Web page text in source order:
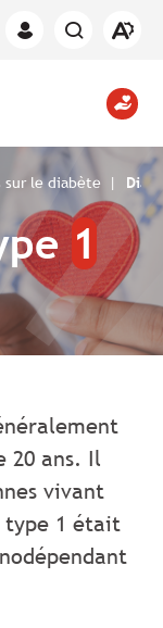
Espace
Ouvrir
sur le diabète
1
20 ans. Il
vivant
type 1 était